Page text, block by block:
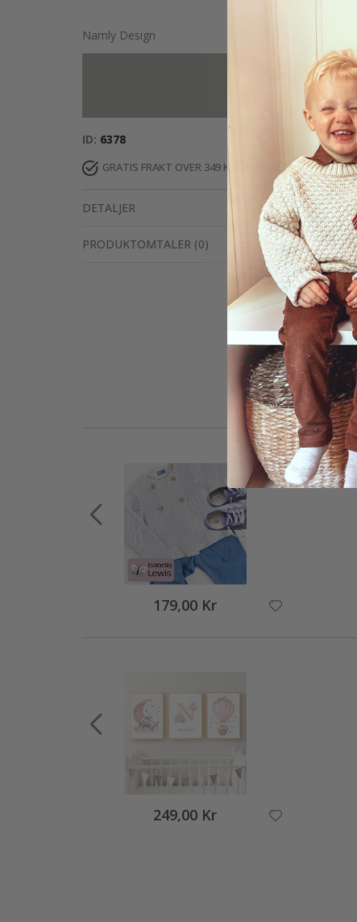
Namly Design
Legg til
ID 6378
GRATIS FRAKT OVER 349 KR LEVERING 4-7
DETALJER
PRODUKTOMTALER (0)
179,00 Kr
249,00 Kr